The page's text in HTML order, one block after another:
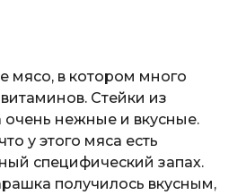
мясо, в котором много
Стейки из
нежные и вкусные.
у этого мяса есть
специфический запах.
получилось вкусным,